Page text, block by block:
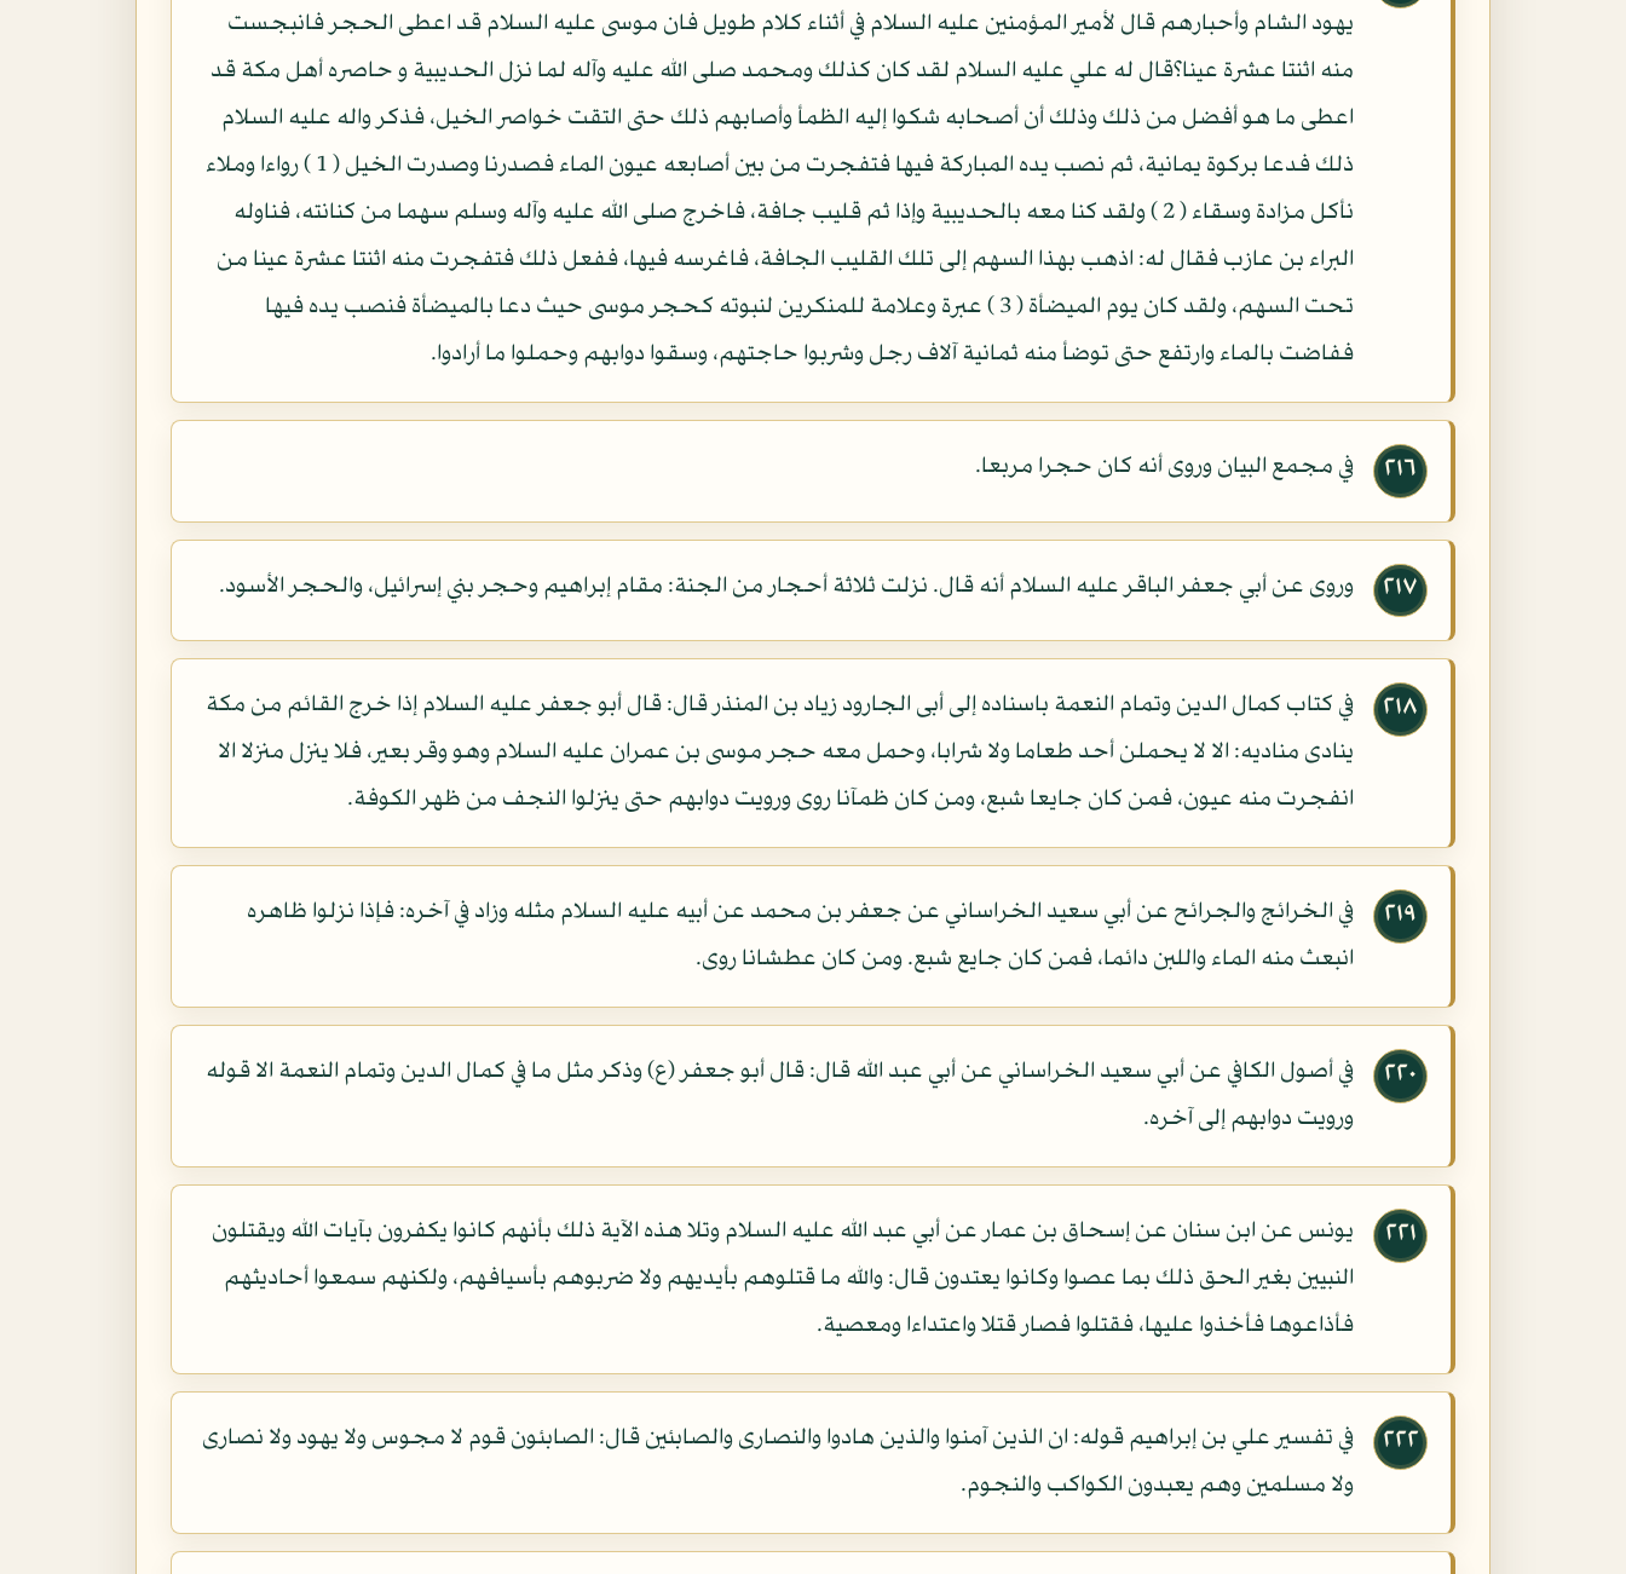
يهود الشام وأحبارهم قال لأمير المؤمنين عليه السلام في أثناء كلام طويل فان موسى عليه السلام قد اعطى الحجر فانبجست
منه اثنتا عشرة عينا؟قال له علي عليه السلام لقد كان كذلك ومحمد صلى الله عليه وآله لما نزل الحديبية و حاصره أهل مكة قد
اعطى ما هو أفضل من ذلك وذلك أن أصحابه شكوا إليه الظمأ وأصابهم ذلك حتى التقت خواصر الخيل، فذكر واله عليه السلام
ذلك فدعا بركوة يمانية، ثم نصب يده المباركة فيها فتفجرت من بين أصابعه عيون الماء فصدرنا وصدرت الخيل ( 1 ) رواءا وملاء
نأكل مزادة وسقاء ( 2 ) ولقد كنا معه بالحديبية وإذا ثم قليب جافة، فاخرج صلى الله عليه وآله وسلم سهما من كنانته، فناوله
البراء بن عازب فقال له: اذهب بهذا السهم إلى تلك القليب الجافة، فاغرسه فيها، ففعل ذلك فتفجرت منه اثنتا عشرة عينا من
تحت السهم، ولقد كان يوم الميضأة ( 3 ) عبرة وعلامة للمنكرين لنبوته كحجر موسى حيث دعا بالميضأة فنصب يده فيها
ففاضت بالماء وارتفع حتى توضأ منه ثمانية آلاف رجل وشربوا حاجتهم، وسقوا دوابهم وحملوا ما أرادوا.
٢١٦ في مجمع البيان وروى أنه كان حجرا مربعا.
٢١٧ وروى عن أبي جعفر الباقر عليه السلام أنه قال. نزلت ثلاثة أحجار من الجنة: مقام إبراهيم وحجر بني إسرائيل، والحجر الأسود.
٢١٨
في كتاب كمال الدين وتمام النعمة باسناده إلى أبى الجارود زياد بن المنذر قال: قال أبو جعفر عليه السلام إذا خرج القائم من مكة
ينادى مناديه: الا لا يحملن أحد طعاما ولا شرابا، وحمل معه حجر موسى بن عمران عليه السلام وهو وقر بعير، فلا ينزل منزلا الا
انفجرت منه عيون، فمن كان جايعا شبع، ومن كان ظمآنا روى ورويت دوابهم حتى ينزلوا النجف من ظهر الكوفة.
٢١٩
في الخرائج والجرائح عن أبي سعيد الخراساني عن جعفر بن محمد عن أبيه عليه السلام مثله وزاد في آخره: فإذا نزلوا ظاهره
انبعث منه الماء واللبن دائما، فمن كان جايع شبع. ومن كان عطشانا روى.
٢٢٠
في أصول الكافي عن أبي سعيد الخراساني عن أبي عبد الله قال: قال أبو جعفر (ع) وذكر مثل ما في كمال الدين وتمام النعمة الا قوله
ورويت دوابهم إلى آخره.
٢٢١
يونس عن ابن سنان عن إسحاق بن عمار عن أبي عبد الله عليه السلام وتلا هذه الآية ذلك بأنهم كانوا يكفرون بآيات الله ويقتلون
النبيين بغير الحق ذلك بما عصوا وكانوا يعتدون قال: والله ما قتلوهم بأيديهم ولا ضربوهم بأسيافهم، ولكنهم سمعوا أحاديثهم
فأذاعوها فأخذوا عليها، فقتلوا فصار قتلا واعتداءا ومعصية.
٢٢٢
في تفسير علي بن إبراهيم قوله: ان الذين آمنوا والذين هادوا والنصارى والصابئين قال: الصابئون قوم لا مجوس ولا يهود ولا نصارى
ولا مسلمين وهم يعبدون الكواكب والنجوم.